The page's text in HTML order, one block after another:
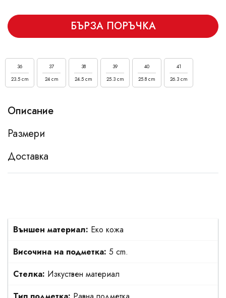
БЪРЗА ПОРЪЧКА
36
23.5 cm
37
24 cm
38
24.5 cm
39
25.3 cm
40
25.8 cm
41
26.3 cm
Описание
Размери
Доставка
Външен материал: Еко кожа
Височина на подметка: 5 cm.
Стелка: Изкуствен материал